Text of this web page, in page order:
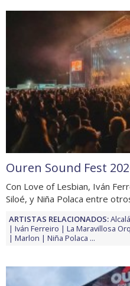
Ouren Sound Fest
Con Love of Lesbian, Iván
Siloé, y Niña Polaca entre
ARTISTAS RELACIONADOS:
Iván Ferreiro
La Maravillosa
Marlon
Niña Polaca ...